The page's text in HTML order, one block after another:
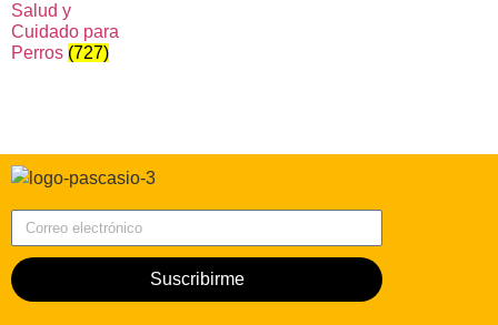
Salud y
Cuidado para
Perros (727)
Suscribirme